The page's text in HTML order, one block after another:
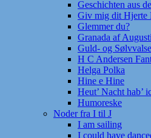
Geschichten aus
Giv mig dit Hjerte
Glemmer du?
Granada af
Guld- og
H C Andersen
Helga Polka
Hine e Hine
Heut’ Nacht hab’
Humoreske
Noder fra I til J
I am sailing
I could have